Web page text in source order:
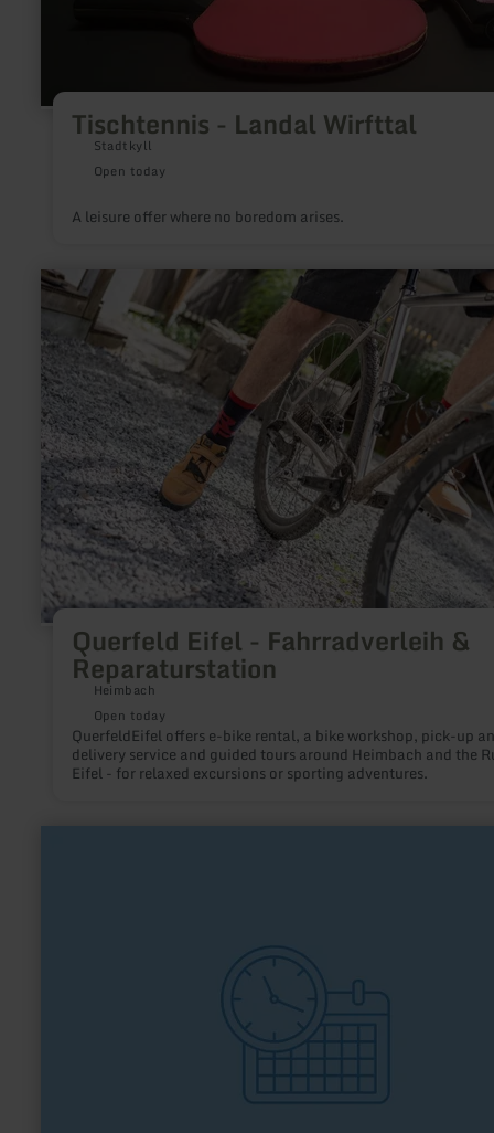
Tischtennis - Landal Wirfttal
Stadtkyll
Open today
A leisure offer where no boredom arises.
Querfeld Eifel - Fahrradverleih &
Reparaturstation
Heimbach
Open today
QuerfeldEifel offers e-bike rental, a bike workshop, pick-up
delivery service and guided tours around Heimbach and the
Eifel - for relaxed excursions or sporting adventures.
learn
more
about:
Querfeld
Eifel
-
Fahrradverleih
&amp;
Reparaturstation